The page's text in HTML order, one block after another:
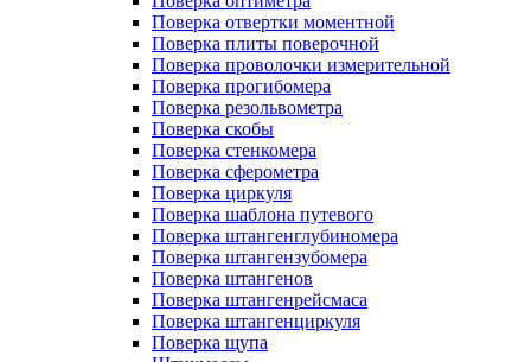
Поверка отвертки моментной
Поверка плиты поверочной
Поверка проволочки измерительной
Поверка прогибомера
Поверка резольвометра
Поверка скобы
Поверка стенкомера
Поверка сферометра
Поверка циркуля
Поверка шаблона путевого
Поверка штангенглубиномера
Поверка штангензубомера
Поверка штангенов
Поверка штангенрейсмаса
Поверка штангенциркуля
Поверка щупа